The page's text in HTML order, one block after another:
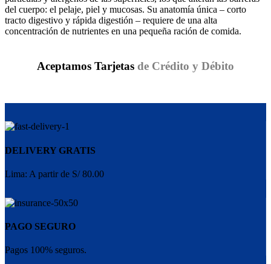
del cuerpo: el pelaje, piel y mucosas. Su anatomía única – corto
tracto digestivo y rápida digestión – requiere de una alta
concentración de nutrientes en una pequeña ración de comida.
Aceptamos Tarjetas de Crédito y Débito
DELIVERY GRATIS
Lima: A partir de S/ 80.00
PAGO SEGURO
Pagos 100% seguros.